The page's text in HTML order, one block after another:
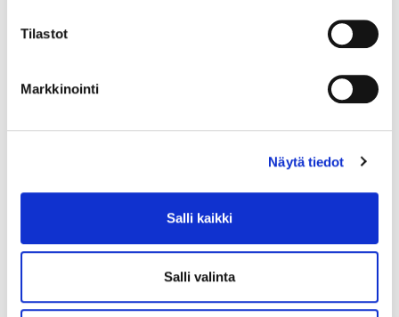
Tilastot
Markkinointi
Näytä tiedot
Salli kaikki
Salli valinta
Timanttisormus 2xn.0.40ct 1xn.0.80ct, koko 20¼, leveys 6-
15mm, 750br kelta-, valko- ja punakultaa, Paino: 11 g
Lähtöhinta:2 200 €